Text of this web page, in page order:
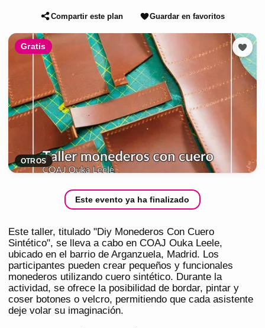
Compartir este plan Guardar en favoritos
Gratis
OTROS
Este evento ya ha finalizado
Este taller, titulado "Diy Monederos Con Cuero
Sintético", se lleva a cabo en COAJ Ouka Leele,
ubicado en el barrio de Arganzuela, Madrid. Los
participantes pueden crear pequeños y funcionales
monederos utilizando cuero sintético. Durante la
actividad, se ofrece la posibilidad de bordar, pintar y
coser botones o velcro, permitiendo que cada asistente
deje volar su imaginación.